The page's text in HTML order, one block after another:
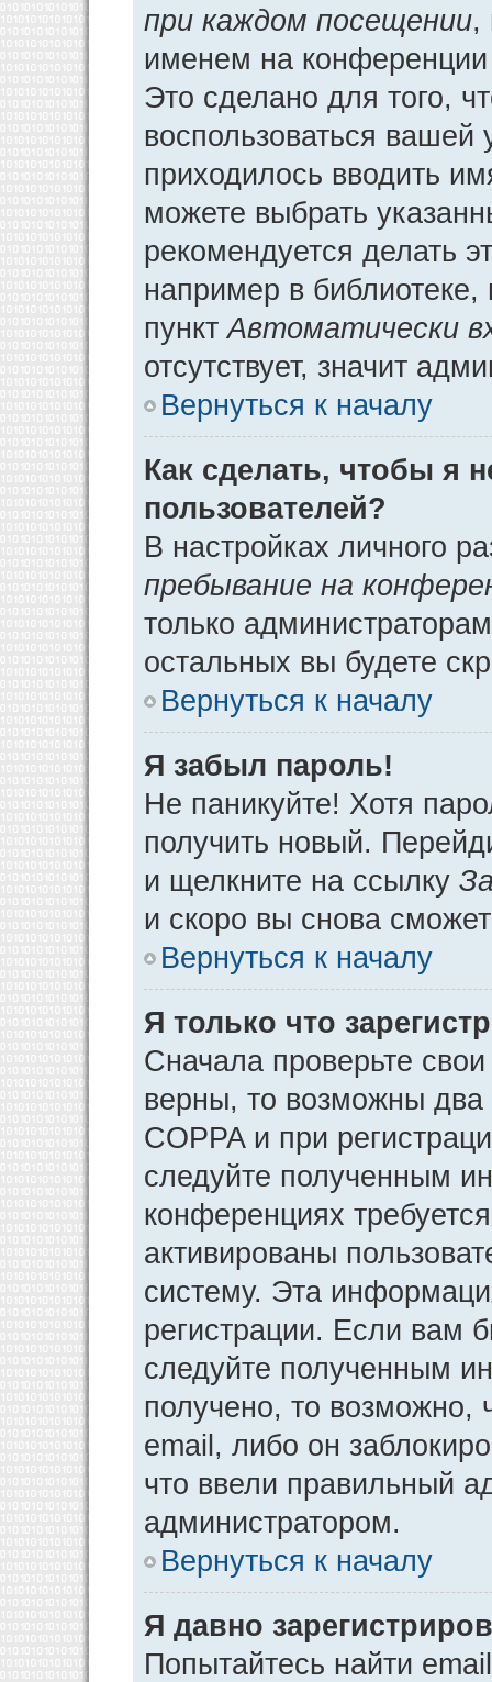
при каждом посещении,
именем на конференции
Это сделано для того,
воспользоваться
приходилось вводить
можете выбрать
рекомендуется делать
например в библиотеке,
пунктАвтоматически
отсутствует, значит
Вернуться к началу
Как сделать, чтобы я
пользователей?
В настройках личного
пребывание на
только
остальных вы будете
Вернуться к началу
Я забыл пароль!
Не паникуйте! Хотя
получить новый.
и щелкните на ссылку
и скоро вы снова
Вернуться к началу
Я только что
Сначала проверьте
верны, то возможны
COPPA и при
следуйте полученным
конференциях
активированы
систему. Эта
регистрации. Если вам
следуйте полученным
получено, то возможно,
email, либо он
что ввели правильный
администратором.
Вернуться к началу
Я давно
Попытайтесь найти